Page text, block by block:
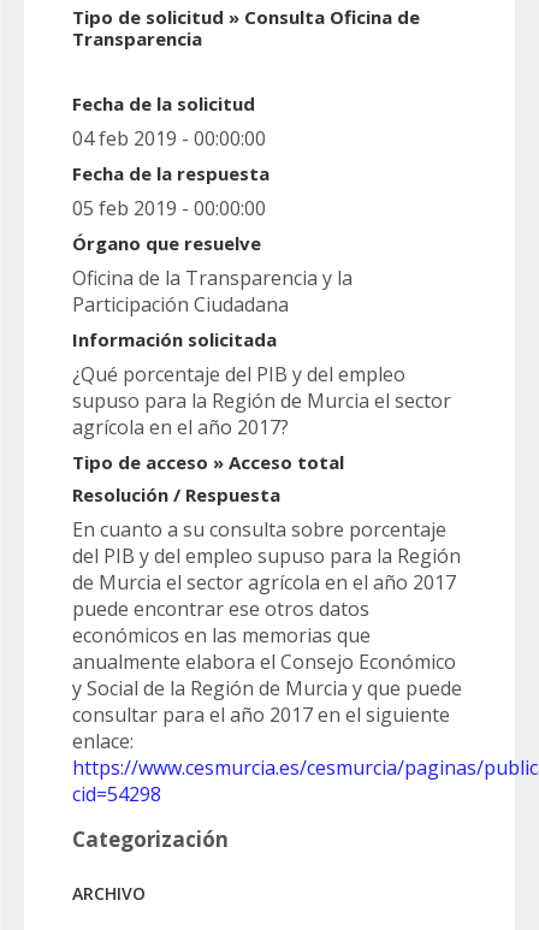
Tipo de solicitud » Consulta Oficina de
Transparencia
Fecha de la solicitud
04 feb 2019 - 00:00:00
Fecha de la respuesta
05 feb 2019 - 00:00:00
Órgano que resuelve
Oficina de la Transparencia y la
Participación Ciudadana
Información solicitada
¿Qué porcentaje del PIB y del empleo
supuso para la Región de Murcia el sector
agrícola en el año 2017?
Tipo de acceso » Acceso total
Resolución / Respuesta
En cuanto a su consulta sobre porcentaje
del PIB y del empleo supuso para la Región
de Murcia el sector agrícola en el año 2017
puede encontrar ese otros datos
económicos en las memorias que
anualmente elabora el Consejo Económico
y Social de la Región de Murcia y que puede
consultar para el año 2017 en el siguiente
enlace:
https://www.cesmurcia.es/cesmurcia/paginas/
cid=54298
Categorización
ARCHIVO